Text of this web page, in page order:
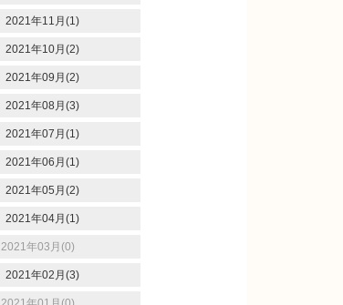
2021年11月(1)
2021年10月(2)
2021年09月(2)
2021年08月(3)
2021年07月(1)
2021年06月(1)
2021年05月(2)
2021年04月(1)
2021年03月(0)
2021年02月(3)